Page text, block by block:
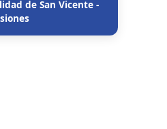
de San Vicente -